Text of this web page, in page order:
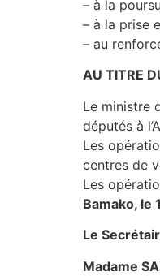
– à la
– à la prise
– au
AU TITRE
Le ministre
députés à
Les
centres de
Les
Bamako, le
Le
Madame